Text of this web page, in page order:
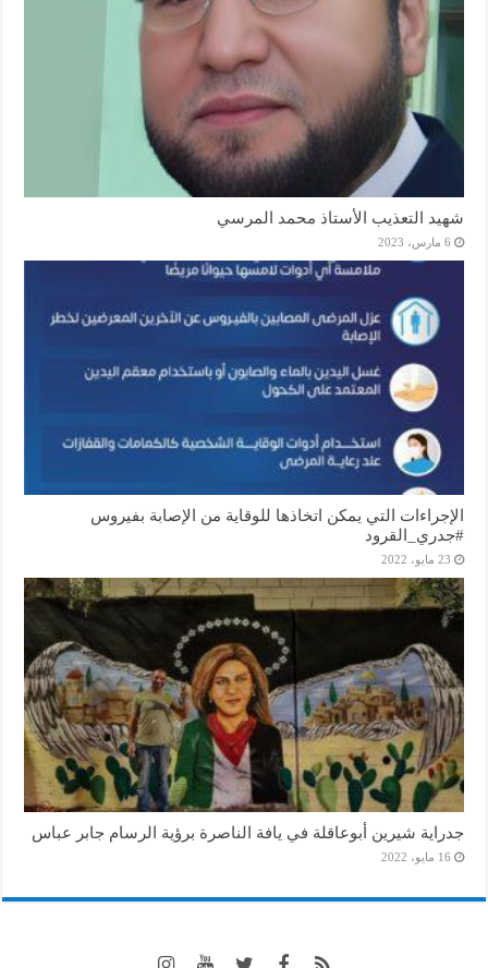
شهيد التعذيب الأستاذ محمد المرسي
6 مارس، 2023
الإجراءات التي يمكن اتخاذها للوقاية من الإصابة بفيروس
#جدري_القرود
23 مايو، 2022
جدراية شيرين أبوعاقلة في يافة الناصرة برؤية الرسام جابر عباس
16 مايو، 2022